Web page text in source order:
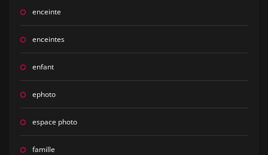
enceinte
enceintes
enfant
ephoto
espace photo
famille